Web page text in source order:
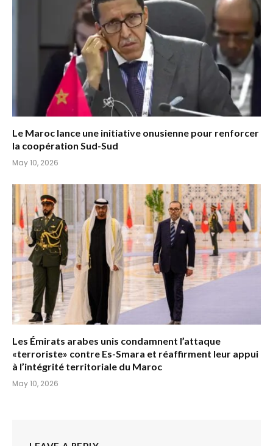
Le Maroc lance une initiative onusienne pour renforcer
la coopération Sud-Sud
May 10, 2026
Les Émirats arabes unis condamnent l’attaque
«terroriste» contre Es-Smara et réaffirment leur appui
à l’intégrité territoriale du Maroc
May 10, 2026